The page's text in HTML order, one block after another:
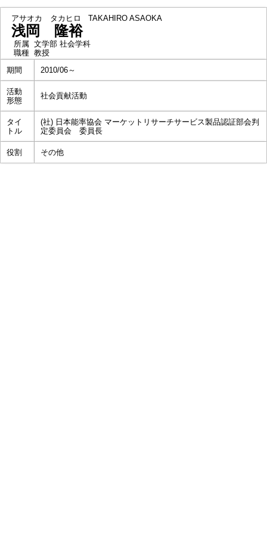
アサオカ タカヒロ TAKAHIRO ASAOKA
浅岡 隆裕
所属 文学部 社会学科
職種 教授
期間
2010/06～
活動
形態
社会貢献活動
タイ
トル
(社) 日本能率協会 マーケットリサーチサービス製品認証部会判
定委員会 委員長
役割 その他